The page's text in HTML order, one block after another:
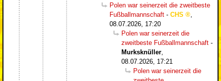
Polen war seinerzeit die zweitbeste
Fußballmannschaft - CHS
08.07.2026, 17:20
Polen war seinerzeit die
zweitbeste Fußballmannschaft -
Murksknüller
08.07.2026, 17:21
Polen war seinerzeit die